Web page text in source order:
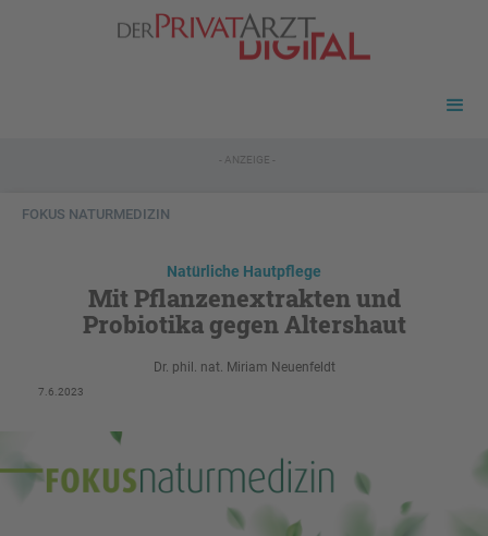
- ANZEIGE -
FOKUS NATURMEDIZIN
Natürliche Hautpflege
Mit Pflanzenextrakten und
Probiotika gegen Altershaut
Dr. phil. nat. Miriam Neuenfeldt
7.6.2023